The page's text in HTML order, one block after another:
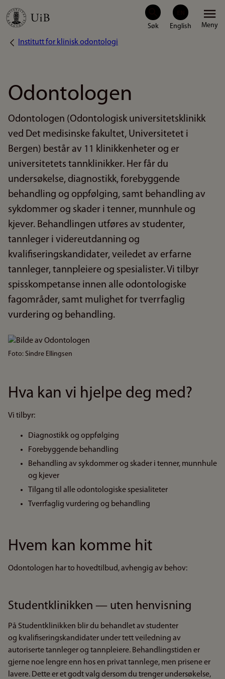
Hopp
Meny
Navigasjonssti
Institutt for klinisk odontologi
Odontologen
Odontologen (Odontologisk universitetsklinikk
ved Det medisinske fakultet, Universitetet i
Bergen) består av 11 klinikkenheter og er
universitetets tannklinikker. Her får du
undersøkelse, diagnostikk, forebyggende
behandling og oppfølging, samt behandling av
sykdommer og skader i tenner, munnhule og
kjever. Behandlingen utføres av studenter,
tannleger i videreutdanning og
kvalifiseringskandidater, veiledet av erfarne
tannleger, tannpleiere og spesialister. Vi tilbyr
spisskompetanse innen alle odontologiske
fagområder, samt mulighet for tverrfaglig
vurdering og behandling.
Bilde
Foto: Sindre Ellingsen
Hva kan vi hjelpe deg med?
Vi tilbyr:
Diagnostikk og oppfølging
Forebyggende behandling
Behandling av sykdommer og skader i tenner, munnhule
og kjever
Tilgang til alle odontologiske spesialiteter
Tverrfaglig vurdering og behandling
Hvem kan komme hit
Odontologen har to hovedtilbud, avhengig av behov:
Studentklinikken — uten henvisning
På Studentklinikken blir du behandlet av studenter
og kvalifiseringskandidater under tett veiledning av
autoriserte tannleger og tannpleiere. Behandlingstiden er
gjerne noe lengre enn hos en privat tannlege, men prisene er
lavere. Dette er et godt valg dersom du trenger undersøkelse,